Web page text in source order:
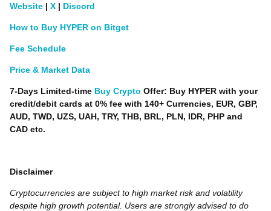
Website | X | Discord
How to Buy HYPER on Bitget
Fee Schedule
Price & Market Data
7-Days Limited-time Buy Crypto Offer: Buy HYPER with your
credit/debit cards at 0% fee with 140+ Currencies, EUR, GBP,
AUD, TWD, UZS, UAH, TRY, THB, BRL, PLN, IDR, PHP and
CAD etc.
Disclaimer
Cryptocurrencies are subject to high market risk and volatility
despite high growth potential. Users are strongly advised to do